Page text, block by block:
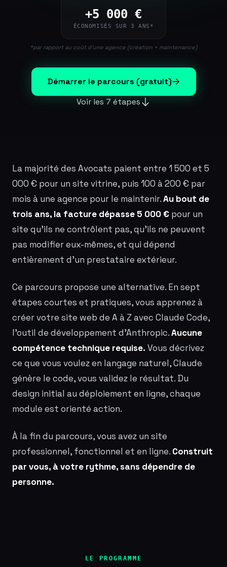
+5 000 €
ÉCONOMISÉS SUR 3 ANS*
*par rapport au coût d'une agence (création + maintenance)
Démarrer le parcours (gratuit)
Voir les 7 étapes
La majorité des Avocats paient entre 1 500 et 5
000 € pour un site vitrine, puis 100 à 200 € par
mois à une agence pour le maintenir.Au bout de
trois ans, la facture dépasse 5 000 € pour un
site qu'ils ne contrôlent pas, qu'ils ne peuvent
pas modifier eux-mêmes, et qui dépend
entièrement d'un prestataire extérieur.
Ce parcours propose une alternative. En sept
étapes courtes et pratiques, vous apprenez à
créer votre site web de A à Z avec Claude Code,
l'outil de développement d'Anthropic.Aucune
compétence technique requise. Vous décrivez
ce que vous voulez en langage naturel, Claude
génère le code, vous validez le résultat. Du
design initial au déploiement en ligne, chaque
module est orienté action.
À la fin du parcours, vous avez un site
professionnel, fonctionnel et en ligne. Construit
par vous, à votre rythme, sans dépendre de
personne.
LE PROGRAMME